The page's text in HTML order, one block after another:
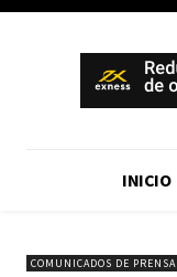
INICIO
COMUNICADOS DE PRENSA